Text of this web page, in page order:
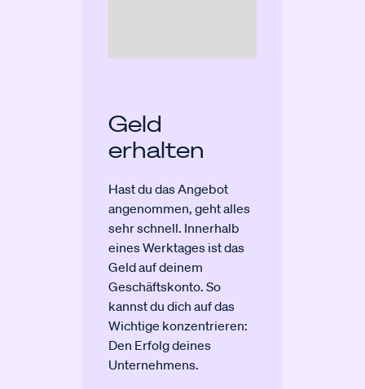
Geld
erhalten
Hast du das Angebot
angenommen, geht alles
sehr schnell. Innerhalb
eines Werktages ist das
Geld auf deinem
Geschäftskonto. So
kannst du dich auf das
Wichtige konzentrieren:
Den Erfolg deines
Unternehmens.